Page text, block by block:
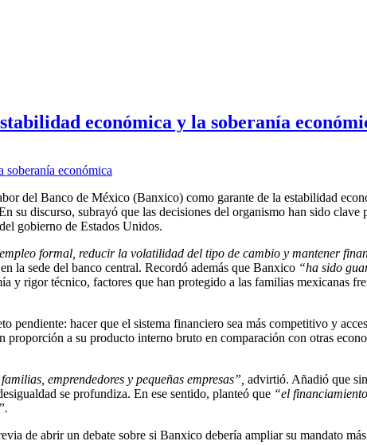
económica y la soberanía
del Banco de México (Banxico) como garante de la estabilidad
su discurso, subrayó que las decisiones del organismo han sido clave
gobierno de Estados Unidos.
formal, reducir la volatilidad del tipo de cambio y mantener
la sede del banco central. Recordó además que Banxico “ha sido
y rigor técnico, factores que han protegido a las familias mexicanas
pendiente: hacer que el sistema financiero sea más competitivo y
a su producto interno bruto en comparación con otras
emprendedores y pequeñas empresas”, advirtió. Añadió que
se profundiza. En ese sentido, planteó que “el
de abrir un debate sobre si Banxico debería ampliar su mandato